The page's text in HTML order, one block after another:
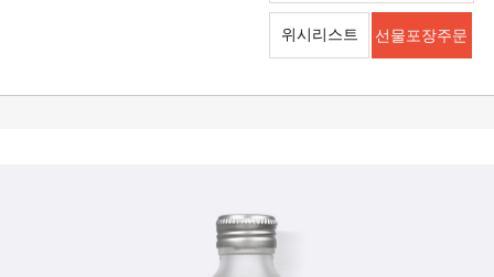
위시리스트 선물포장주문